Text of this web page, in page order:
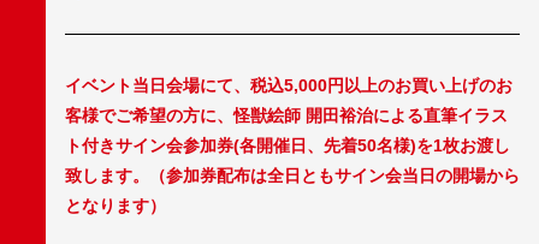
イベント当日会場にて、税込5,000円以上のお買い上げのお
客様でご希望の方に、怪獣絵師 開田裕治による直筆イラス
ト付きサイン会参加券(各開催日、先着50名様)を1枚お渡し
致します。（参加券配布は全日ともサイン会当日の開場から
となります）